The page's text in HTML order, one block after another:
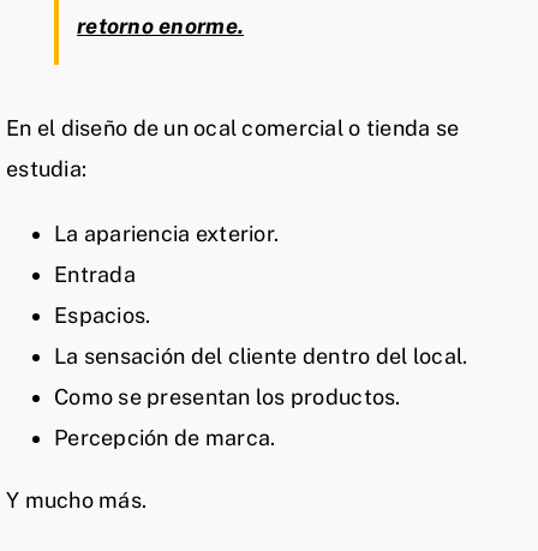
retorno enorme.
En el diseño de un ocal comercial o tienda se
estudia:
La apariencia exterior.
Entrada
Espacios.
La sensación del cliente dentro del local.
Como se presentan los productos.
Percepción de marca.
Y mucho más.